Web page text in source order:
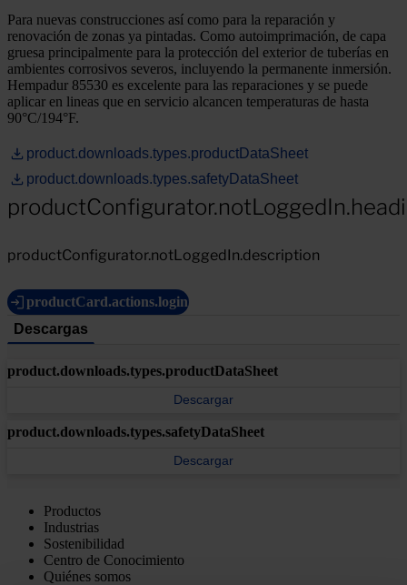
Para nuevas construcciones así como para la reparación y
renovación de zonas ya pintadas. Como autoimprimación, de capa
gruesa principalmente para la protección del exterior de tuberías en
ambientes corrosivos severos, incluyendo la permanente inmersión.
Hempadur 85530 es excelente para las reparaciones y se puede
aplicar en lineas que en servicio alcancen temperaturas de hasta
90°C/194°F.
product.downloads.types.productDataSheet
product.downloads.types.safetyDataSheet
productConfigurator.notLoggedIn.description
productCard.actions.login
Descargas
product.downloads.types.productDataSheet
Descargar
product.downloads.types.safetyDataSheet
Descargar
Productos
Industrias
Sostenibilidad
Centro de Conocimiento
Quiénes somos